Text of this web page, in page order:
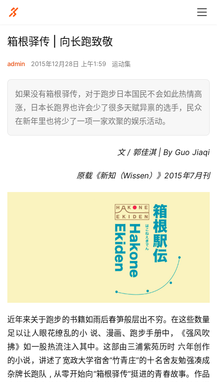
箱根驿传 | 向长跑致敬
admin 2015年12月28日 上午1:59 运动集
如果没有箱根驿传，对于跑步日本国民不会如此热情高
涨，日本长跑界也许会少了很多天赋异禀的选手，民众
在新年里也将少了一项一家欢聚的娱乐活动。
文 / 郭佳淇 | By Guo Jiaqi
原载《新知（Wissen）》2015年7月刊
近年来关于跑步的书籍如雨后春笋般层出不穷。在这些数量
足以让人眼花缭乱的小 说、漫画、跑步手册中，《强风吹
拂》如一股热流注入其中。这部由三浦紫苑历时 六年创作
的小说，讲述了宽政大学宿舍“竹青庄”的十名舍友勉强凑成
杂牌长跑队 , 从零开始向“箱根驿传”挺进的青春故事。作品